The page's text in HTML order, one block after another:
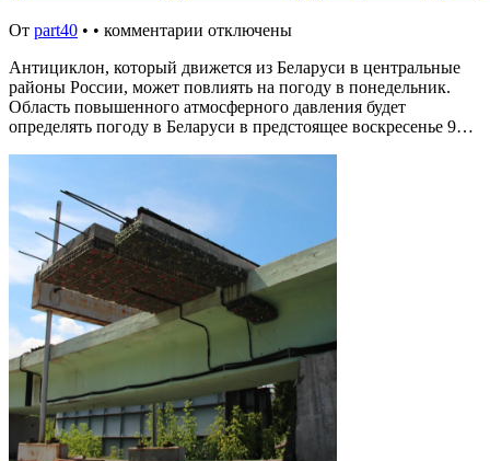
От part40 • • комментарии отключены
Антициклон, который движется из Беларуси в центральные
районы России, может повлиять на погоду в понедельник.
Область повышенного атмосферного давления будет
определять погоду в Беларуси в предстоящее воскресенье 9…